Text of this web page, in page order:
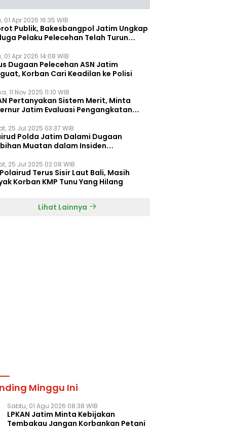
01 Apr 2026 16:35 WIB
Publik, Bakesbangpol Jatim Ungkap
Pelaku Pelecehan Telah Turun
01 Apr 2026 14:08 WIB
Dugaan Pelecehan ASN Jatim
Korban Cari Keadilan ke Polisi
11 Nov 2025 11:10 WIB
Pertanyakan Sistem Merit, Minta
Jatim Evaluasi Pengangkatan
25 Jul 2025 03:37 WIB
Polda Jatim Dalami Dugaan
Muatan dalam Insiden
25 Jul 2025 02:08 WIB
Terus Sisir Laut Bali, Masih
Korban KMP Tunu Yang Hilang
Lihat Lainnya
Minggu Ini
Sabtu, 01 Agu 2026 08:38 WIB
LPKAN Jatim Minta Kebijakan
Tembakau Jangan Korbankan Petani